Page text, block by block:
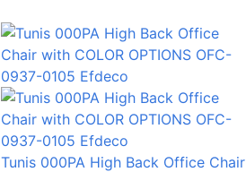
Tunis 000PA High Back Office Chair